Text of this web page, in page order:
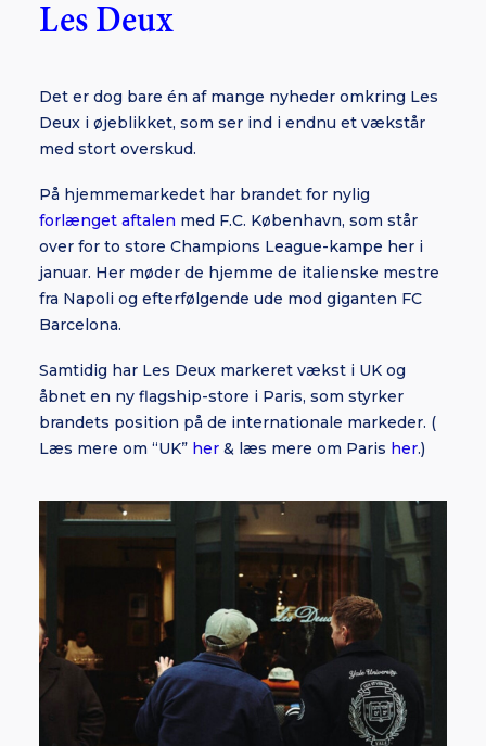
Les Deux
Det er dog bare én af mange nyheder omkring Les
Deux i øjeblikket, som ser ind i endnu et vækstår
med stort overskud.
På hjemmemarkedet har brandet for nylig
forlænget aftalen med F.C. København, som står
over for to store Champions League-kampe her i
januar. Her møder de hjemme de italienske mestre
fra Napoli og efterfølgende ude mod giganten FC
Barcelona.
Samtidig har Les Deux markeret vækst i UK og
åbnet en ny flagship-store i Paris, som styrker
brandets position på de internationale markeder. (
Læs mere om “UK” her & læs mere om Paris her.)